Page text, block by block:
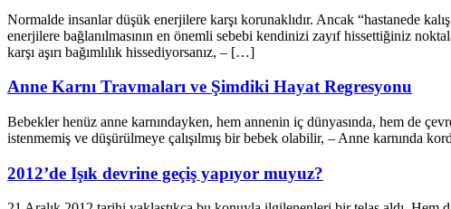
Normalde insanlar düşük enerjilere karşı korunaklıdır. Ancak “hastanede
enerjilere bağlanılmasının en önemli sebebi kendinizi zayıf hissettiğiniz
karşı aşırı bağımlılık hissediyorsanız, – […]
Anne Karnı Travmaları ve Şimdiki Hayat Regresyonu
Bebekler henüz anne karnındayken, hem annenin iç dünyasında, hem de
istenmemiş ve düşürülmeye çalışılmış bir bebek olabilir, – Anne karnında
2012’de Işık devrine geçiş yapıyor muyuz?